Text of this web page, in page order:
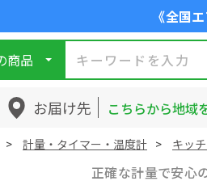
《全国
商品
お届け先 こちらから地域
計量・タイマー・温度計 キッ
正確な計量で安心